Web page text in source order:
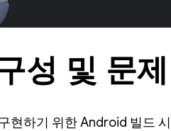
성 및 문
현하기 위한 Android 빌드